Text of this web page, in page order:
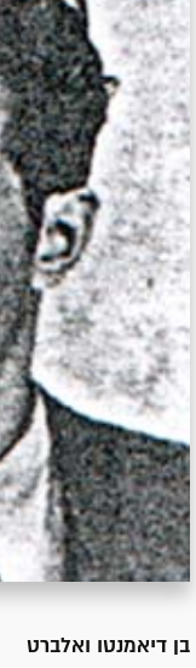
בן
דיאמנטו ואלברט